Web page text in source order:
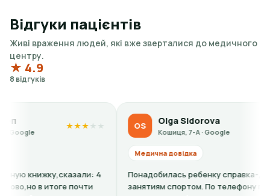
Відгуки пацієнтів
Живі враження людей, які вже зверталися до медичного
центру.
★ 4.9
8 відгуків
★
4
почти
OS Olga Sidorova
Кошиця, 7-А · Google
★★★
Понадобилась ребенку справка-допуск к
занятиям спортом. По телефону говорили